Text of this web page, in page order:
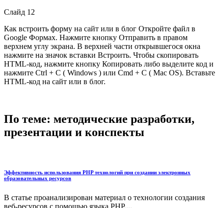
Слайд 12
Как встроить форму на сайт или в блог Откройте файл в
Google Формах. Нажмите кнопку Отправить в правом
верхнем углу экрана. В верхней части открывшегося окна
нажмите на значок вставки Встроить. Чтобы скопировать
HTML-код, нажмите кнопку Копировать либо выделите код и
нажмите Ctrl + C ( Windows ) или Cmd + C ( Mac OS). Вставьте
HTML-код на сайт или в блог.
По теме: методические разработки,
презентации и конспекты
Эффективность использования PHP технологий при создании электронных
образовательных ресурсов
В статье проанализирован материал о технологии создания